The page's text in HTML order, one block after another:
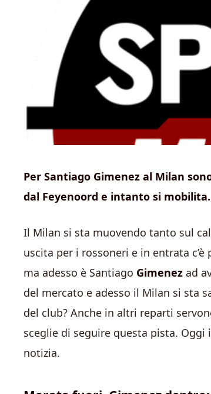
Per Santiago Gimenez al Milan
dal Feyenoord e intanto si mobilita.
Il Milan si sta muovendo tanto sul
uscita per i rossoneri e in entrata
ma adesso è Santiago Gimenez ad
del mercato e adesso il Milan si sta
del club? Anche in altri reparti
sceglie di seguire questa pista.
notizia.